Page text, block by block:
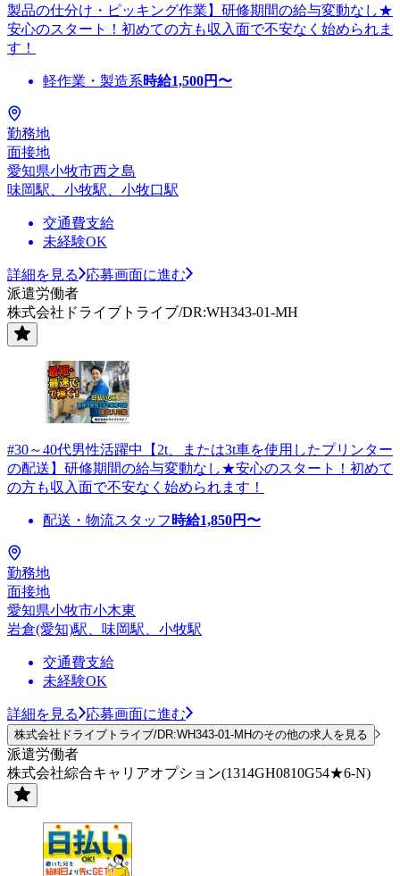
製品の仕分け・ピッキング作業】研修期間の給与変動なし★
安心のスタート！初めての方も収入面で不安なく始められま
す！
軽作業・製造系時給1,500円〜
勤務地
面接地
愛知県小牧市西之島
味岡駅、小牧駅、小牧口駅
交通費支給
未経験OK
詳細を見る
応募画面に進む
派遣労働者
株式会社ドライブトライブ/DR:WH343-01-MH
#30～40代男性活躍中【2t、または3t車を使用したプリンター
の配送】研修期間の給与変動なし★安心のスタート！初めて
の方も収入面で不安なく始められます！
配送・物流スタッフ 時給1,850円〜
勤務地
面接地
愛知県小牧市小木東
岩倉(愛知)駅、味岡駅、小牧駅
交通費支給
未経験OK
詳細を見る 応募画面に進む
株式会社ドライブトライブ/DR:WH343-01-MHのその他の求人を見る
派遣労働者
株式会社綜合キャリアオプション(1314GH0810G54★6-N)